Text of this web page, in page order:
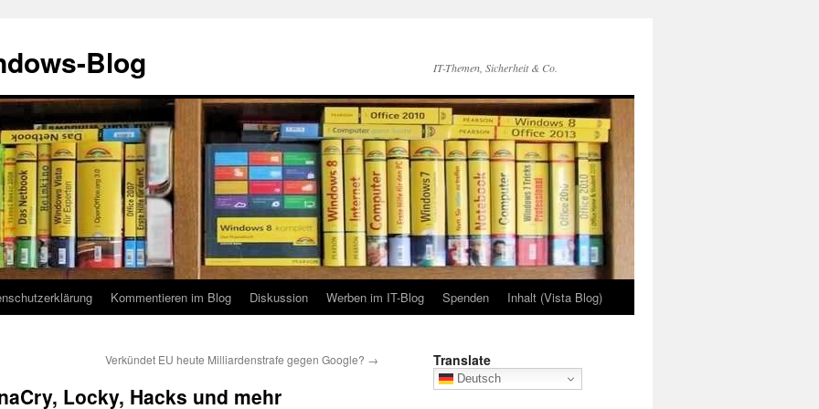
Blog IT-Themen, Sicherheit & Co.
Kommentieren im Blog Diskussion Werben im IT-Blog Spenden Inhalt (Vista Blog)
Verkündet EU heute Milliardenstrafe gegen Google? →
Locky, Hacks und mehr
Translate
Deutsch